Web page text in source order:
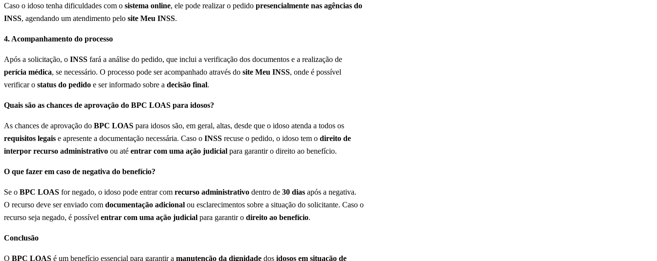
Caso o idoso tenha dificuldades com o sistema online, ele pode realizar o pedido presencialmente nas agências do
INSS, agendando um atendimento pelo site Meu INSS.
4. Acompanhamento do processo
Após a solicitação, o INSS fará a análise do pedido, que inclui a verificação dos documentos e a realização de
perícia médica, se necessário. O processo pode ser acompanhado através do site Meu INSS, onde é possível
verificar o status do pedido e ser informado sobre a decisão final.
Quais são as chances de aprovação do BPC LOAS para idosos?
As chances de aprovação do BPC LOAS para idosos são, em geral, altas, desde que o idoso atenda a todos os
requisitos legais e apresente a documentação necessária. Caso o INSS recuse o pedido, o idoso tem o direito de
interpor recurso administrativo ou até entrar com uma ação judicial para garantir o direito ao benefício.
O que fazer em caso de negativa do benefício?
Se o BPC LOAS for negado, o idoso pode entrar com recurso administrativo dentro de 30 dias após a negativa.
O recurso deve ser enviado com documentação adicional ou esclarecimentos sobre a situação do solicitante. Caso o
recurso seja negado, é possível entrar com uma ação judicial para garantir o direito ao benefício.
Conclusão
O BPC LOAS é um benefício essencial para garantir a manutenção da dignidade dos idosos em situação de